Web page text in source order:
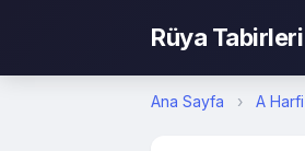
Rüya Tabirleri
Ana Sayfa › A Harfi